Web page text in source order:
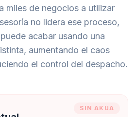
miles de negocios a utilizar
no lidera ese proceso,
acabar usando una
aumentando el caos
el control del despacho.
SIN AKUA